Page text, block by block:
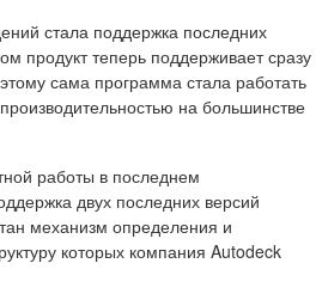
стала поддержка последних
продукт теперь поддерживает сразу
сама программа стала работать
на большинстве
работы в последнем
двух последних версий
механизм определения и
которых компания Autodeck